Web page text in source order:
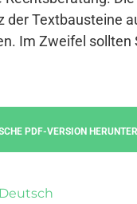
Textbausteine
Im Zweifel
PDF-VERSION